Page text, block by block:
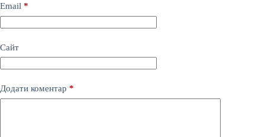
Email *
Сайт
Додати коментар *